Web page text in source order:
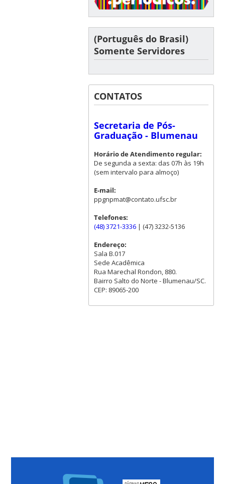
(Português do Brasil)
Somente Servidores
CONTATOS
Secretaria de Pós-
Graduação - Blumenau
Horário de Atendimento regular:
De segunda a sexta: das 07h às 19h
(sem intervalo para almoço)
E-mail:
ppgnpmat@contato.ufsc.br
Telefones:
(48) 3721-3336| (47) 3232-5136
Endereço:
Sala B.017
Sede Acadêmica
Rua Marechal Rondon, 880.
Bairro Salto do Norte - Blumenau/SC.
CEP: 89065-200